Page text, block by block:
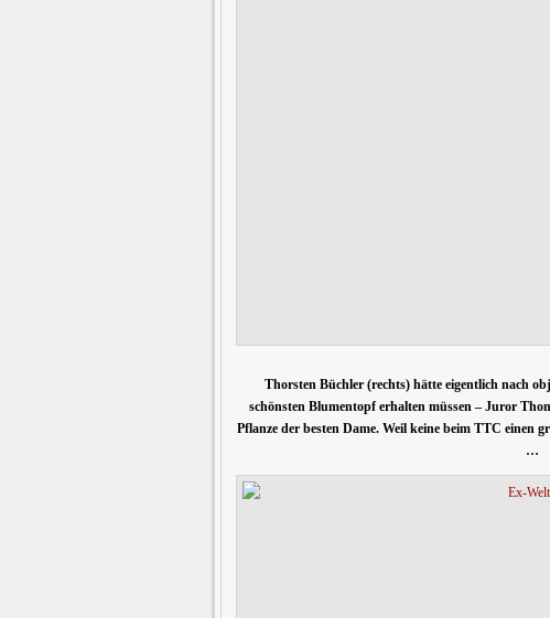
Thorsten Büchler (rechts) hätte eigentlich nach
schönsten Blumentopf erhalten müssen – Juror
Pflanze der besten Dame. Weil keine beim TTC einen
…